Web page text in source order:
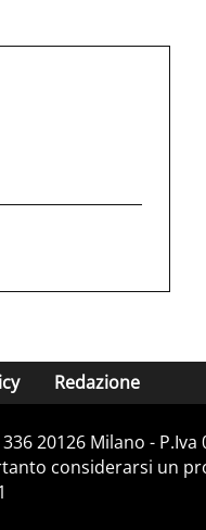
Redazione
20126 Milano -
considerarsi un